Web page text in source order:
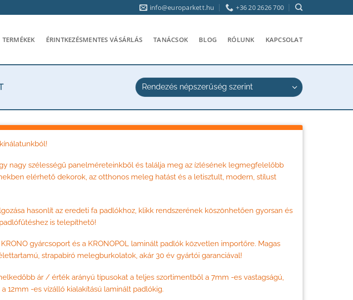
info@europarkett.hu +36 20 2626 700
TERMÉKEK ÉRINTKEZÉSMENTES VÁSÁRLÁS TANÁCSOK BLOG RÓLUNK KAPCSOLAT
nagy szélességű panelméreteinkből és találja meg az ízlésének legmegfelelőbb
elérhető dekorok, az otthonos meleg hatást és a letisztult, modern, stílust
hasonlít az eredeti fa padlókhoz, klikk rendszerének köszönhetően gyorsan és
is telepíthető!
gyárcsoport és a KRONOPOL laminált padlók közvetlen importőre. Magas
strapabíró melegburkolatok, akár 30 év gyártói garanciával!
ár / érték arányú típusokat a teljes szortimentből a 7mm -es vastagságú,
12mm -es vízálló kialakítású laminált padlókig.